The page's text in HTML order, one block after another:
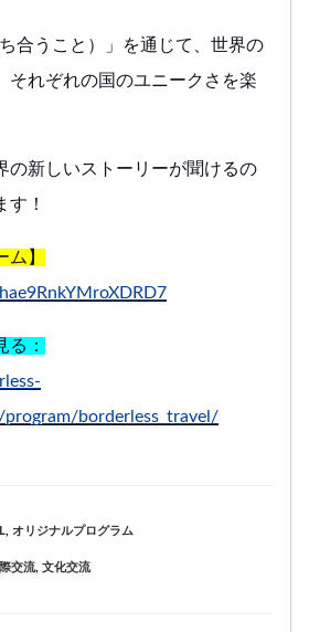
ち合うこと）」を通じて、世界の
それぞれの国のユニークさを楽
の新しいストーリーが聞けるの
す！
ム】
：
borderless_travel/
, オリジナルプログラム
交流, 文化交流